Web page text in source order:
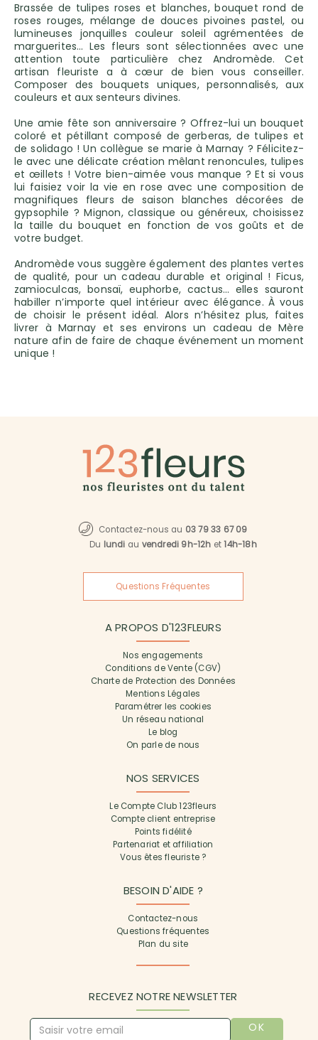
Brassée de tulipes roses et blanches, bouquet rond de
roses rouges, mélange de douces pivoines pastel, ou
lumineuses jonquilles couleur soleil agrémentées de
marguerites… Les fleurs sont sélectionnées avec une
attention toute particulière chez Andromède. Cet
artisan fleuriste a à cœur de bien vous conseiller.
Composer des bouquets uniques, personnalisés, aux
couleurs et aux senteurs divines.
Une amie fête son anniversaire ? Offrez-lui un bouquet
coloré et pétillant composé de gerberas, de tulipes et
de solidago ! Un collègue se marie à Marnay ? Félicitez-
le avec une délicate création mêlant renoncules, tulipes
et œillets ! Votre bien-aimée vous manque ? Et si vous
lui faisiez voir la vie en rose avec une composition de
magnifiques fleurs de saison blanches décorées de
gypsophile ? Mignon, classique ou généreux, choisissez
la taille du bouquet en fonction de vos goûts et de
votre budget.
Andromède vous suggère également des plantes vertes
de qualité, pour un cadeau durable et original ! Ficus,
zamioculcas, bonsaï, euphorbe, cactus… elles sauront
habiller n’importe quel intérieur avec élégance. À vous
de choisir le présent idéal. Alors n’hésitez plus, faites
livrer à Marnay et ses environs un cadeau de Mère
nature afin de faire de chaque événement un moment
unique !
Contactez-nous au 03 79 33 67 09
Du lundi au vendredi 9h-12h et14h-18h
Questions Fréquentes
A PROPOS D'123FLEURS
Nos engagements
Conditions de Vente (CGV)
Charte de Protection des Données
Mentions Légales
Paramétrer les cookies
Un réseau national
Le blog
On parle de nous
NOS SERVICES
Le Compte Club 123fleurs
Compte client entreprise
Points fidélité
Partenariat et affiliation
Vous êtes fleuriste ?
BESOIN D'AIDE ?
Contactez-nous
Questions fréquentes
Plan du site
RECEVEZ NOTRE NEWSLETTER
OK